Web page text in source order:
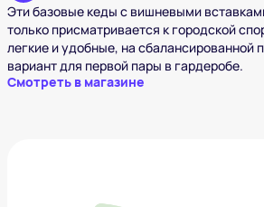
Эти базовые кеды с вишневыми
только присматривается к городской
легкие и удобные, на сбалансированной
вариант для первой пары в гардеробе.
Смотреть в магазине